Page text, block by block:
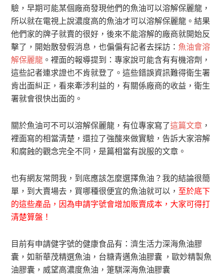
驗，早期可能某個廠商發現他們的魚油可以溶解保麗龍，
所以就在電視上說濃度高的魚油才可以溶解保麗龍。結果
他們家的牌子就賣的很好，後來不能溶解的廠商就開始反
擊了，開始散發假消息，也偏偏有記者去採訪： 魚油會溶
解保麗龍 。裡面的報導提到：專家說可能含有有機溶劑，
這些記者連求證也不肯就登了。這些錯誤資訊難得衛生署
肯出面糾正，看來牽涉利益的，有關係廠商的收益，衛生
署就會很快出面的。
關於魚油可不可以溶解保麗龍，有位專家寫了這篇文章 ，
裡面寫的相當清楚，還拉了強酸來做實驗，告訴大家溶解
和腐蝕的觀念完全不同，是篇相當有說服的文章。
也有網友常問我，到底應該怎麼選擇魚油？我的結論很簡
單，到大賣場去，買哪種很便宜的魚油就可以， 至於底下
的這些產品，因為申請字號會增加販賣成本，大家可得打
清楚算盤！
目前有申請健字號的健康食品有：濟生活力深海魚油膠
囊 ，如新華茂精選魚油 ， 台糖青邁魚油膠囊 ，歐妙精製魚
油膠囊， 威望高濃度魚油，箑騏深海魚油膠囊